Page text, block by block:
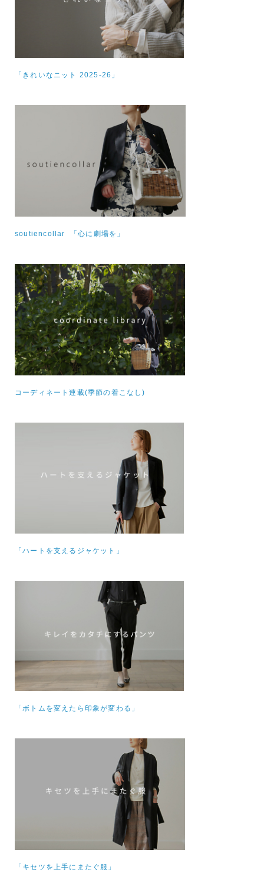
「きれいなニット 2025-26」
soutiencollar 「心に劇場を」
コーディネート連載(季節の着こなし)
「ハートを支えるジャケット」
「ボトムを変えたら印象が変わる」
「キセツを上手にまたぐ服」